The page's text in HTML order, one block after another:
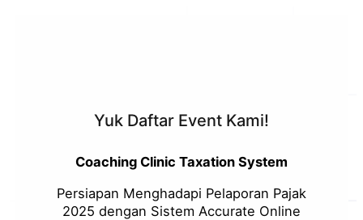
Yuk Daftar Event Kami!
Coaching Clinic Taxation System
Persiapan Menghadapi Pelaporan Pajak
2025 dengan Sistem Accurate Online